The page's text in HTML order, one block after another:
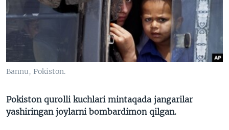
ODNOKLASSNIKI
TWITTER
SOUNDCLOUD
VOA
Bannu, Pokiston.
Pokiston qurolli kuchlari mintaqada jangarilar
yashiringan joylarni bombardimon qilgan.